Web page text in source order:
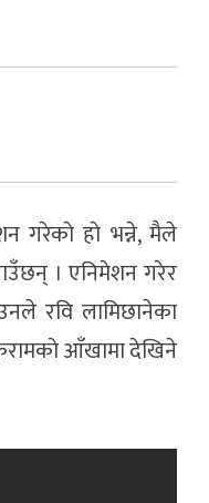
गरेकाे हाे भन्ने, मैले
। एनिमेशन गरेर
रवि लामिछानेका
आँखामा देखिने